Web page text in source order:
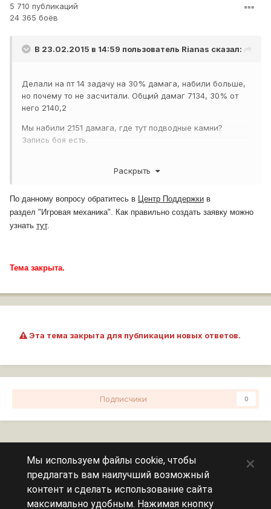
5 710 публикаций
24 365 боёв
В 23.02.2015 в 14:59 пользователь Rianas сказал:
Делали на пт 14 задачу на 30% дамага, набили больше,
но почему то не засчитали. Общий дамаг 7134, 30% от
него 2140,2
Мы набили 2151 дамага, где тут подводные камни?
Запись боя есть.
eu.wargaming.net/wot/ru/uploads/monthly_02_2015/post-
frm-
eu.wargaming.net/wot/ru/uploads/monthly_02_2015/post-
33434403-0-06831200-1424703406_thumb.jpg
Раскрыть
По данному вопросу обратитесь в Центр Поддержки в
раздел " Игровая механика". Как правильно создать заявку можно
узнать тут.
Тема закрыта.
Эта тема закрыта для публикации новых ответов.
Подписчики 0
Сейчас на странице
Мы используем файлы cookie, чтобы
предлагать вам наилучший возможный
контент и сделать использование сайта
максимально удобным. Нажимая кнопку
×